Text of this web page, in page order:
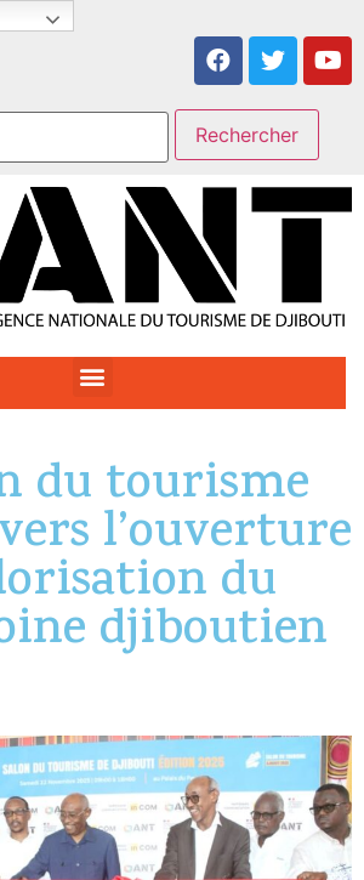
du tourisme
l’ouverture
du
djiboutien